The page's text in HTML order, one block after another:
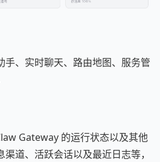
手、实时聊天、路由地图、服务管
Gateway 的运行状态以及其他
道、活跃会话以及最近日志等，